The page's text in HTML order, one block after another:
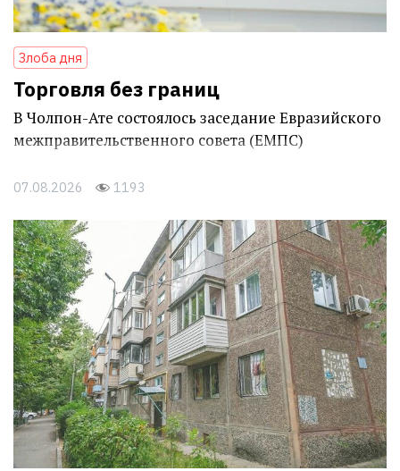
Злоба дня
Торговля без границ
В Чолпон-Ате состоялось заседание Евразийского
межправительственного совета (ЕМПС)
07.08.2026 1193